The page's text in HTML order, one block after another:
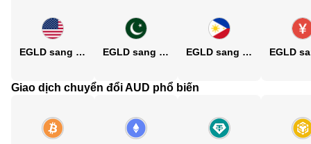
EGLD sang USD EGLD sang PKR EGLD sang PHP
Giao dịch chuyển đổi AUD phổ biến